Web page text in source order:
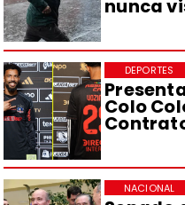
nunca
Colo
DEPORTES
NACIONAL